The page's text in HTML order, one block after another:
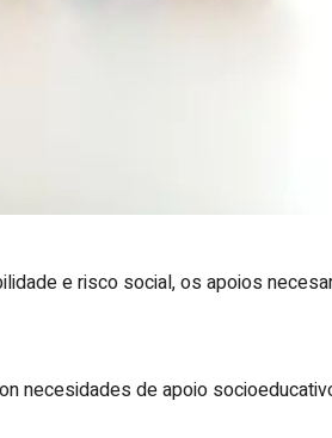
e risco social, os apoios
necesidades de apoio